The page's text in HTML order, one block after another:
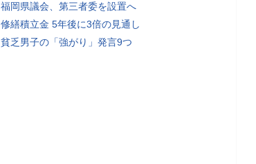
福岡県議会、第三者委を設置へ
修繕積立金 5年後に3倍の見通し
貧乏男子の「強がり」発言9つ